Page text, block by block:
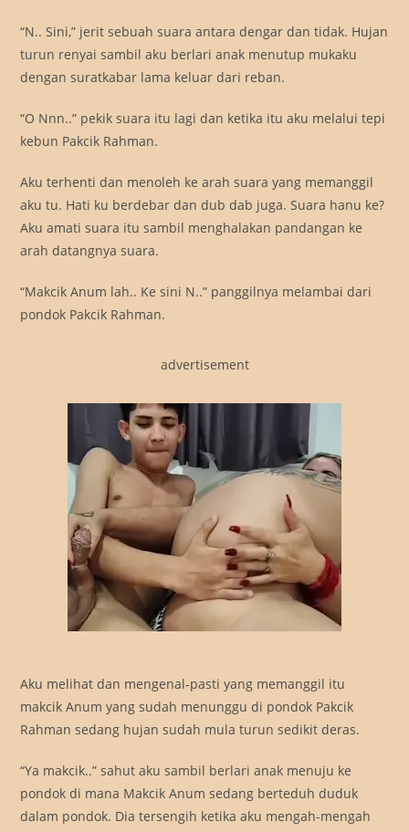
“N.. Sini,” jerit sebuah suara antara dengar dan tidak. Hujan
turun renyai sambil aku berlari anak menutup mukaku
dengan suratkabar lama keluar dari reban.
“O Nnn..” pekik suara itu lagi dan ketika itu aku melalui tepi
kebun Pakcik Rahman.
Aku terhenti dan menoleh ke arah suara yang memanggil
aku tu. Hati ku berdebar dan dub dab juga. Suara hanu ke?
Aku amati suara itu sambil menghalakan pandangan ke
arah datangnya suara.
“Makcik Anum lah.. Ke sini N..” panggilnya melambai dari
pondok Pakcik Rahman.
advertisement
Aku melihat dan mengenal-pasti yang memanggil itu
makcik Anum yang sudah menunggu di pondok Pakcik
Rahman sedang hujan sudah mula turun sedikit deras.
“Ya makcik..” sahut aku sambil berlari anak menuju ke
pondok di mana Makcik Anum sedang berteduh duduk
dalam pondok. Dia tersengih ketika aku mengah-mengah